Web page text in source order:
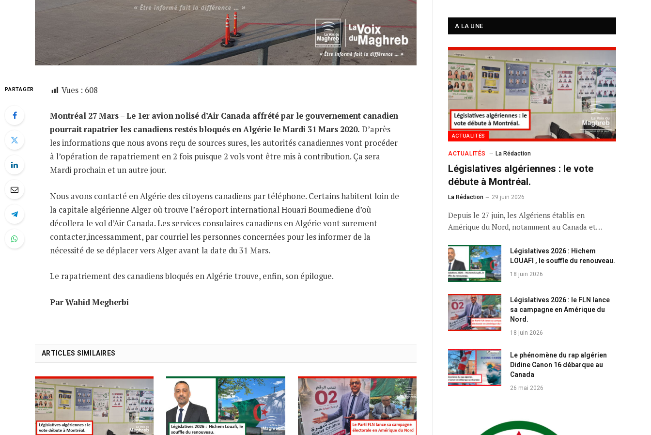
PARTAGER Vues : 608
Montréal 27 Mars – Le 1er avion nolisé d’Air Canada affrété par le gouvernement canadien
pourrait rapatrier les canadiens restés bloqués en Algérie le Mardi 31 Mars 2020. D’après
les informations que nous avons reçu de sources sures, les autorités canadiennes vont procéder
à l’opération de rapatriement en 2 fois puisque 2 vols vont être mis à contribution. Ça sera
Mardi prochain et un autre jour.
Nous avons contacté en Algérie des citoyens canadiens par téléphone. Certains habitent loin de
la capitale algérienne Alger où trouve l’aéroport international Houari Boumediene d’où
décollera le vol d’Air Canada. Les services consulaires canadiens en Algérie vont surement
contacter,incessamment, par courriel les personnes concernées pour les informer de la
nécessité de se déplacer vers Alger avant la date du 31 Mars.
Le rapatriement des canadiens bloqués en Algérie trouve, enfin, son épilogue.
Par Wahid Megherbi
ARTICLES SIMILAIRES
A LA UNE
ACTUALITÉS
ACTUALITÉS La Rédaction
Législatives algériennes : le vote
débute à Montréal.
La Rédaction 29 juin 2026
Depuis le 27 juin, les Algériens établis en
Amérique du Nord, notamment au Canada et…
Législatives 2026 : Hichem
LOUAFI , le souffle du renouveau.
18 juin 2026
Législatives 2026 : le FLN lance
sa campagne en Amérique du
Nord.
18 juin 2026
Le phénomène du rap algérien
Didine Canon 16 débarque au
Canada
26 mai 2026